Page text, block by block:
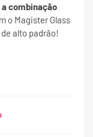
combinação
o Magister Glass
alto padrão!